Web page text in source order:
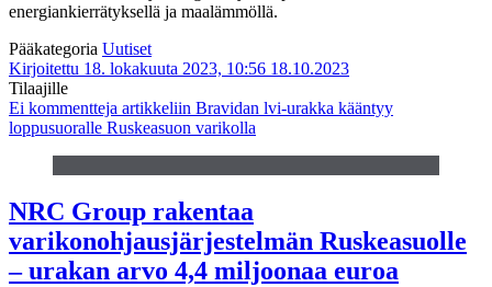
energiankierrätyksellä ja maalämmöllä.
Pääkategoria Uutiset
Kirjoitettu 18. lokakuuta 2023, 10:56 18.10.2023
Tilaajille
Ei kommentteja artikkeliin Bravidan lvi-urakka kääntyy
loppusuoralle Ruskeasuon varikolla
NRC Group rakentaa
varikonohjausjärjestelmän Ruskeasuolle
– urakan arvo 4,4 miljoonaa euroa